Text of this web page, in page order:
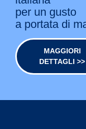
per un gusto
a portata di
MAGGIORI
DETTAGLI >>